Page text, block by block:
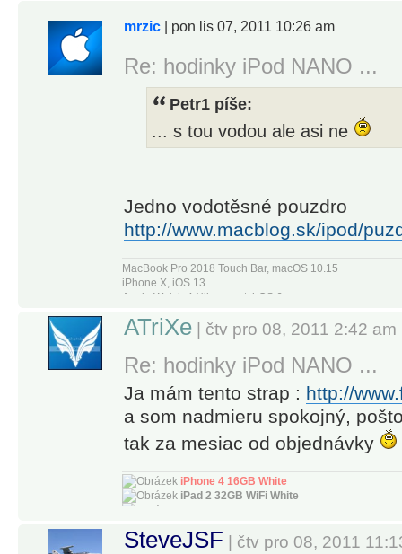
mrzic | pon lis 07, 2011 10:26 am
Re: hodinky iPod NANO ...
Petr1 píše:
... s tou vodou ale asi ne
Jedno vodotěsné pouzdro
http://www.macblog.sk/ipod/
MacBook Pro 2018 Touch Bar, macOS 10.15
iPhone X, iOS 13
Apple Watch 4 Nike+, watchOS 6
ATriXe | čtv pro 08, 2011 2:42 am
Re: hodinky iPod NANO ...
Ja mám tento strap : http://
a som nadmieru spokojný,
tak za mesiac od objednávky
iPhone 4 16GB White
iPad 2 32GB WiFi White
iPod Nano 6G 8GB Blue
+ Infuse Frontal
SteveJSF | čtv pro 08, 2011